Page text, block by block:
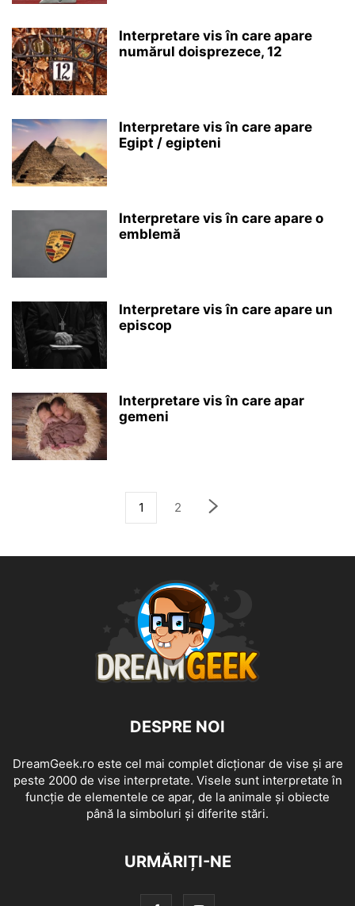
Interpretare vis în care apare
numărul doisprezece, 12
Interpretare vis în care apare
Egipt / egipteni
Interpretare vis în care apare o
emblemă
Interpretare vis în care apare un
episcop
Interpretare vis în care apar
gemeni
1 2
DESPRE NOI
DreamGeek.ro este cel mai complet dicționar de vise și are
peste 2000 de vise interpretate. Visele sunt interpretate în
funcție de elementele ce apar, de la animale și obiecte
până la simboluri și diferite stări.
URMĂRIȚI-NE